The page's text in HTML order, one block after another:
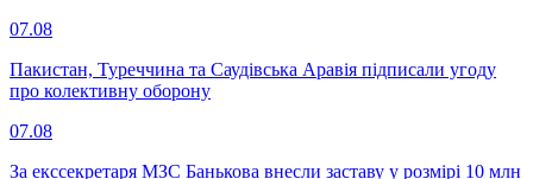
07.08
Пакистан, Туреччина та Саудівська Аравія підписали угоду
про колективну оборону
07.08
За екссекретаря МЗС Банькова внесли заставу у розмірі 10 млн